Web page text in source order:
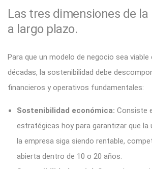
Las tres dimensiones de
a largo plazo.
Para que un modelo de negocio sea viable
décadas, la sostenibilidad debe
financieros y operativos fundamentales:
Sostenibilidad económica: Consiste
estratégicas hoy para garantizar que la
la empresa siga siendo rentable,
abierta dentro de 10 o 20 años.